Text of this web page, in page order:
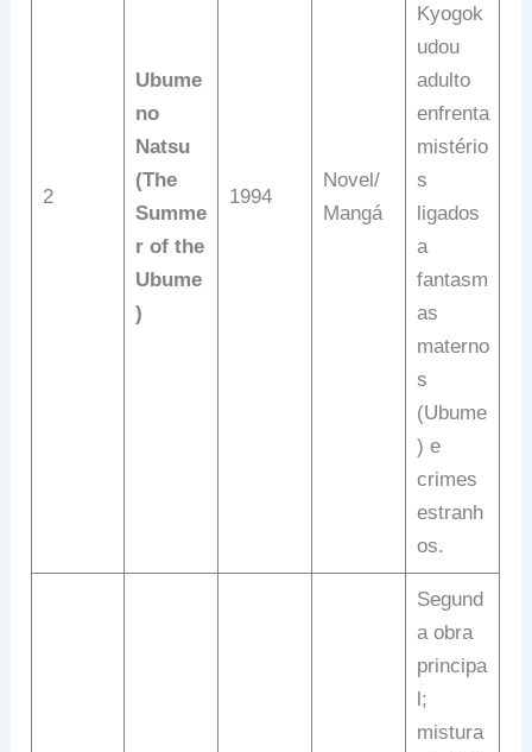
2
Ubume
no
Natsu
(The
Summe
r of the
Ubume
)
1994
Novel/
Mangá
Kyogok
udou
adulto
enfrenta
mistério
s
ligados
a
fantasm
as
materno
s
(Ubume
) e
crimes
estranh
os.
Segund
a obra
principa
l;
mistura